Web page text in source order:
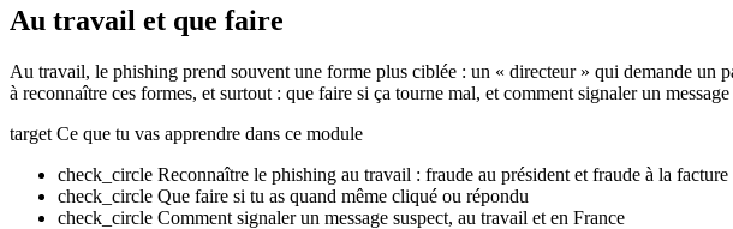
Au travail et que faire
Au travail, le phishing prend souvent une forme plus ciblée : un « directeur » qui demande un
à reconnaître ces formes, et surtout : que faire si ça tourne mal, et comment signaler un message
target Ce que tu vas apprendre dans ce module
check_circle Reconnaître le phishing au travail : fraude au président et fraude à la facture
check_circle Que faire si tu as quand même cliqué ou répondu
check_circle Comment signaler un message suspect, au travail et en France